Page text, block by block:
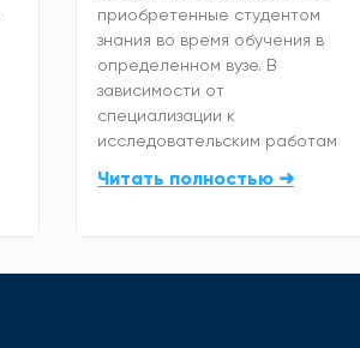
приобретенные студентом
знания во время обучения в
определенном вузе. В
зависимости от
специализации к
исследовательским работам
Читать полностью ➜